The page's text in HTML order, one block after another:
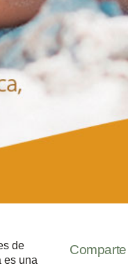
de
es una
Comparte